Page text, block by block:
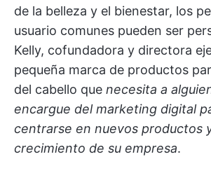
de la belleza y el bienestar, los
usuario comunes pueden ser
Kelly, cofundadora y directora
pequeña marca de productos
del cabello que necesita a
encargue del marketing digital
centrarse en nuevos productos
crecimiento de su empresa.